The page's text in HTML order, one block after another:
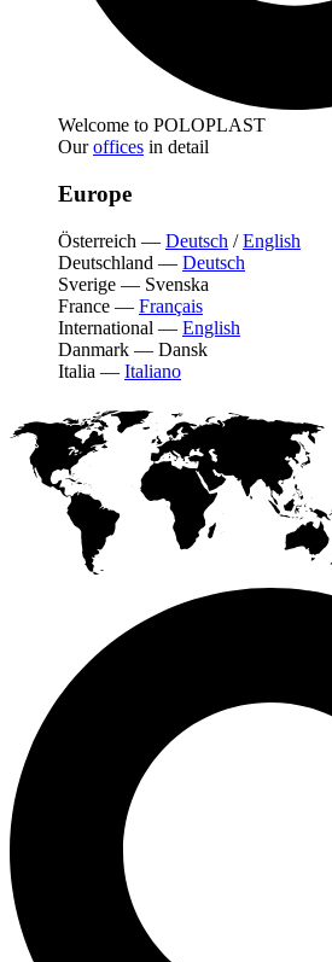
Welcome to POLOPLAST
Ouroffices in detail
Europe
Österreich — Deutsch /English
Deutschland — Deutsch
Sverige — Svenska
France — Français
International — English
Danmark — Dansk
Italia — Italiano